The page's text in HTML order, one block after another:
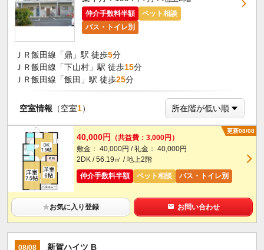
仲介手数料半額
ペット相談
バス・トイレ別
ＪＲ飯田線「鼎」駅 徒歩5分
ＪＲ飯田線「下山村」駅 徒歩15分
ＪＲ飯田線「飯田」駅 徒歩25分
空室情報 （空室1）
更新08/08
40,000円
（共益費：3,000円）
敷金： 40,000円 / 礼金： 40,000円
2DK / 56.19㎡ / 地上2階
仲介手数料半額
ペット相談 バス・トイレ別
★お気に入り登録 お問い合わせ
08/08 新賀ハイツ B